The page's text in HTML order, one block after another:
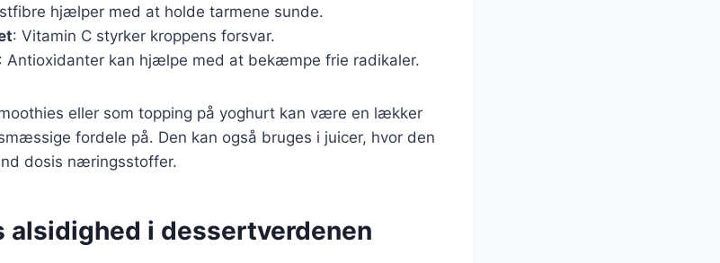
hjælper med at holde tarmene sunde.
: Vitamin C styrker kroppens forsvar.
: Antioxidanter kan hjælpe med at bekæmpe frie radikaler.
eller som topping på yoghurt kan være en lækker
fordele på. Den kan også bruges i juicer, hvor den
dosis næringsstoffer.
alsidighed i dessertverdenen